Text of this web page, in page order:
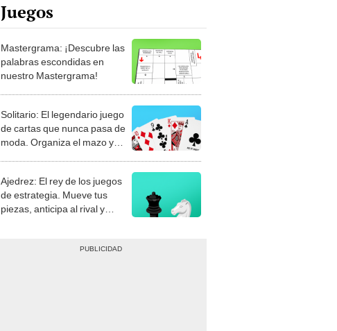
Juegos
Mastergrama: ¡Descubre las
palabras escondidas en
nuestro Mastergrama!
Solitario: El legendario juego
de cartas que nunca pasa de
moda. Organiza el mazo y
Ajedrez: El rey de los juegos
de estrategia. Mueve tus
piezas, anticipa al rival y